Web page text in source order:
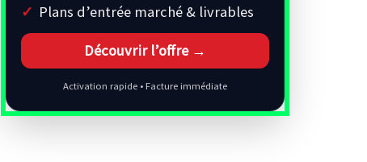
Plans d’entrée marché & livrables
Découvrir l’offre →
Activation rapide • Facture immédiate